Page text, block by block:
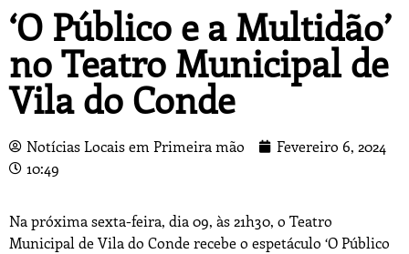
‘O Público e a Multidão’
no Teatro Municipal de
Vila do Conde
Notícias Locais em Primeira mão
Fevereiro 6, 2024
10:49
Na próxima sexta-feira, dia 09, às 21h30, o Teatro
Municipal de Vila do Conde recebe o espetáculo ‘O Público